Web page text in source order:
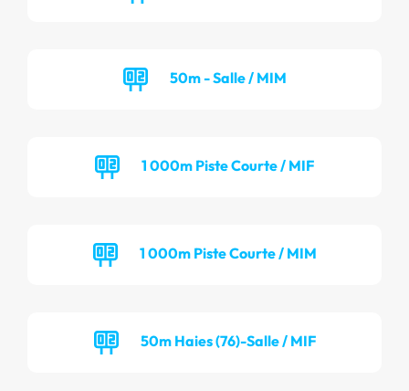
50m - Salle / MIM
1 000m Piste Courte / MIF
1 000m Piste Courte / MIM
50m Haies (76)-Salle / MIF